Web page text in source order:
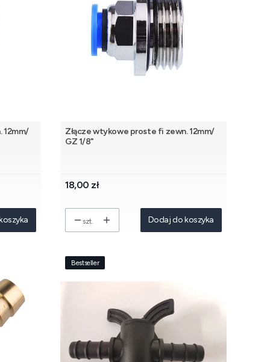
12mm/
Złącze wtykowe proste fi zewn. 12mm/
GZ 1/8"
Cena
18,00 zł
szt. Dodaj do koszyka
Bestseller